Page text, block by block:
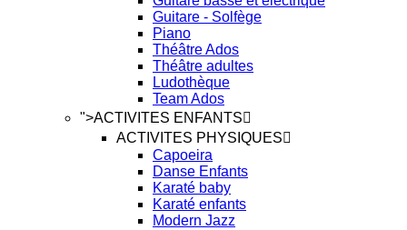
Guitare - Solfège
Piano
Théâtre Ados
Théâtre adultes
Ludothèque
Team Ados
">ACTIVITES ENFANTS
ACTIVITES PHYSIQUES
Capoeira
Danse Enfants
Karaté baby
Karaté enfants
Modern Jazz